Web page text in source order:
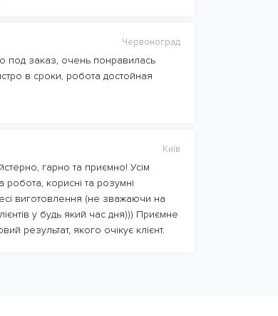
Червоноград
под заказ, очень понравилась
в сроки, робота достойная
Київ
гарно та приємно! Усім
робота, корисні та розумні
виготовлення (не зважаючи на
у будь який час дня))) Приємне
результат, якого очікує клієнт.